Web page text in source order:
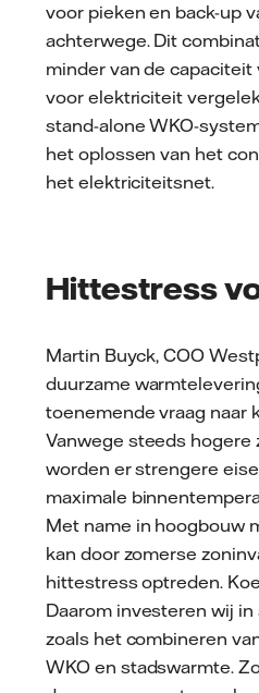
voor pieken en back-up
achterwege. Dit
minder van de
voor elektriciteit
stand-alone WKO-
het oplossen van het
het elektriciteitsnet.
Hittestress
Martin Buyck, COO
duurzame
toenemende vraag naar
Vanwege steeds
worden er strengere
maximale
Met name in hoogbouw
kan door zomerse
hittestress optreden.
Daarom investeren wij
zoals het combineren
WKO en stadswarmte.